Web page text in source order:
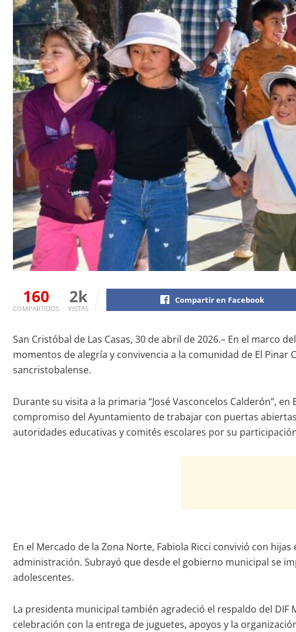
160
COMPARTIDOS
2k
VISTAS
Compartir en Facebook
San Cristóbal de Las Casas, 30 de abril de 2026.– En el marco
momentos de alegría y convivencia a la comunidad de El
sancristobalense.
Durante su visita a la primaria “José Vasconcelos Calderón”,
compromiso del Ayuntamiento de trabajar con puertas
autoridades educativas y comités escolares por su
En el Mercado de la Zona Norte, Fabiola Ricci convivió con
administración. Subrayó que desde el gobierno municipal se
adolescentes.
La presidenta municipal también agradeció el respaldo del
celebración con la entrega de juguetes, apoyos y la